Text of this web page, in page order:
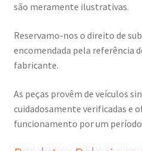
são meramente ilustrativas.
Reservamo-nos o direito de
encomendada pela referência
fabricante.
As peças provêm de veículos
cuidadosamente verificadas e
funcionamento por um período